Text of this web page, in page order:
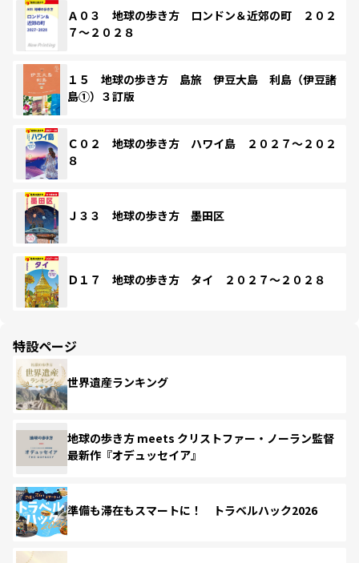
Ａ０３ 地球の歩き方 ロンドン＆近郊の町 ２０２
７～２０２８
１５ 地球の歩き方 島旅 伊豆大島 利島（伊豆諸
島①）３訂版
Ｃ０２ 地球の歩き方 ハワイ島 ２０２７～２０２
８
Ｊ３３ 地球の歩き方 墨田区
Ｄ１７ 地球の歩き方 タイ ２０２７～２０２８
特設ページ
世界遺産ランキング
地球の歩き方 meets クリストファー・ノーラン監督
最新作『オデュッセイア』
準備も滞在もスマートに！ トラベルハック2026